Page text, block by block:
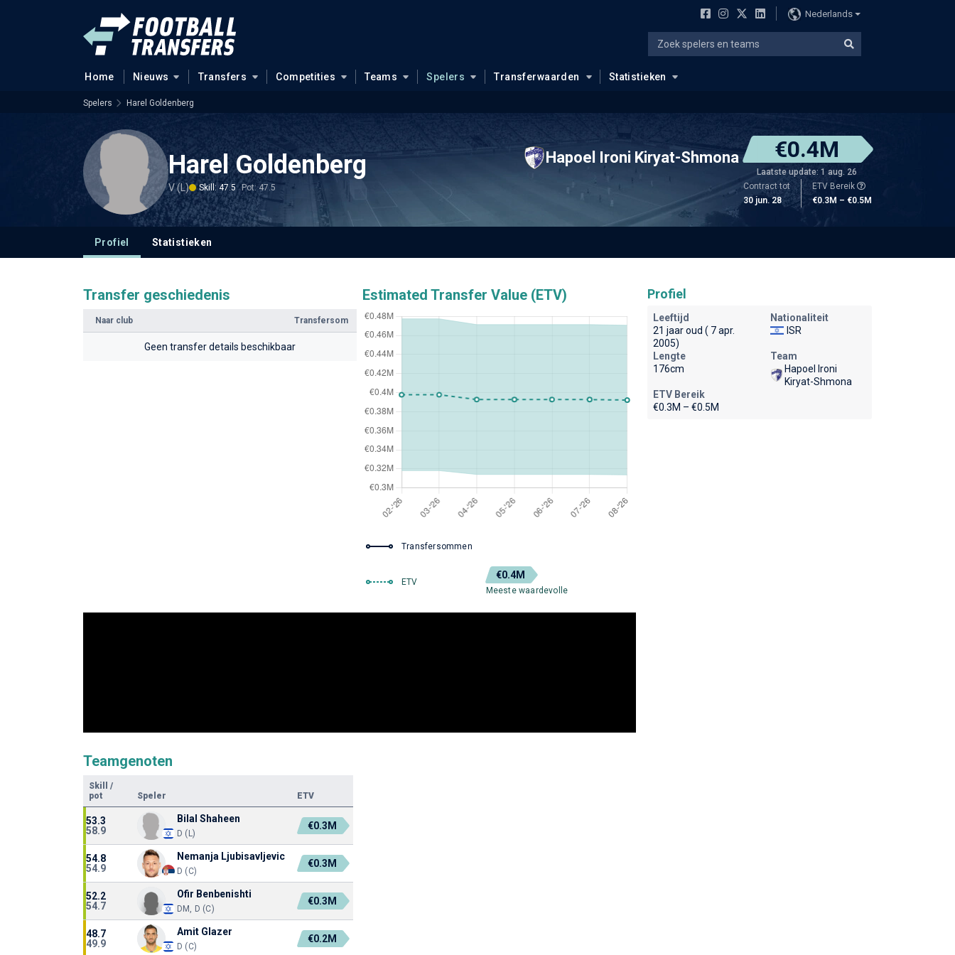
Nederlands
Home Nieuws Transfers Competities Teams Spelers Transferwaarden Statistieken
Spelers Harel Goldenberg
Harel Goldenberg
V (L) Skill: 47.5 Pot: 47.5
Hapoel Ironi Kiryat-Shmona €0.4M
Laatste update: 1 aug. 26
Contract tot
30 jun. 28
ETV Bereik
€0.3M – €0.5M
Profiel Statistieken
Transfer geschiedenis
Naar club Transfersom
Geen transfer details beschikbaar
Estimated Transfer Value (ETV)
Transfersommen
ETV
€0.4M
Meeste waardevolle
Teamgenoten
Skill
/
pot
Speler ETV
53.3
58.9
Bilal Shaheen
D (L)
€0.3M
54.8
54.9
Nemanja Ljubisavljevic
D (C)
€0.3M
52.2
54.7
Ofir Benbenishti
DM, D (C)
€0.3M
48.7
49.9
Amit Glazer
D (C)
€0.2M
Profiel
Leeftijd
21 jaar oud ( 7 apr.
2005)
Nationaliteit
ISR
Lengte
176cm
Team
Hapoel Ironi
Kiryat-Shmona
ETV Bereik
€0.3M – €0.5M